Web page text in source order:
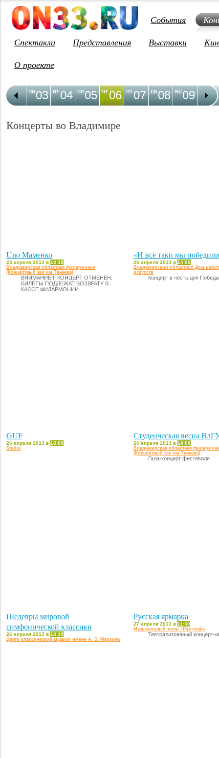
События
Спектакли
Представления Выставки
О проекте
03
ПН 04
ВТ 05
СР 06
ЧТ 07
ПТ 08
СБ 09
ВС 10
ПН
Концерты во Владимире
Uno Маменко
23 апреля 2013 в 18:30
Владимирская областная филармония
(Концертный зал им.Танеева)
ВНИМАНИЕ!!! КОНЦЕРТ ОТМЕНЕН.
БИЛЕТЫ ПОДЛЕЖАТ ВОЗВРАТУ В
КАССЕ ФИЛАРМОНИИ.
«И всё таки мы
26 апреля 2013 в 14:00
Владимирский областной Дом
искусств
Концерт в честь дня
GUF
26 апреля 2013 в 18:00
Studio
Студенческая весна
26 апреля 2013 в 18:00
Владимирская областная
(Концертный зал им.Танеева)
Гала-концерт фестеваля
Шедевры мировой
симфонической классики
26 апреля 2013 в 18:30
Центр классической музыки имени А. Э. Маркина
Русская ярмарка
27 апреля 2013 в 11:30
Музыкальный театр «Разгуляй»
Театрализованый концерт-